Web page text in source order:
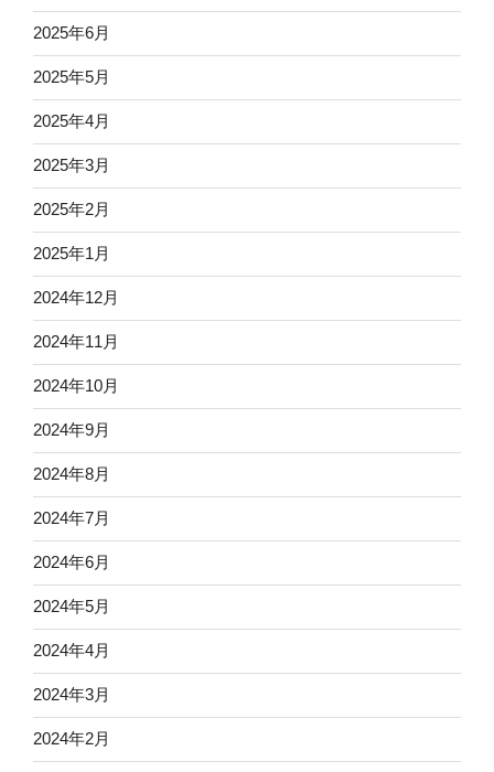
2025年6月
2025年5月
2025年4月
2025年3月
2025年2月
2025年1月
2024年12月
2024年11月
2024年10月
2024年9月
2024年8月
2024年7月
2024年6月
2024年5月
2024年4月
2024年3月
2024年2月